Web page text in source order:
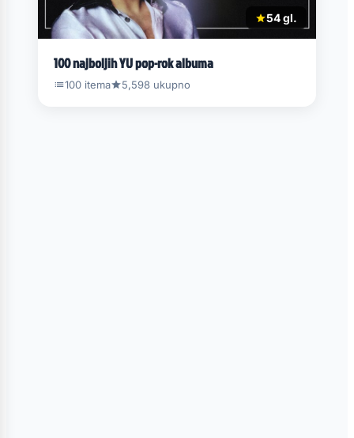
54 gl.
100 najboljih YU pop-rok albuma
100 itema 5,598 ukupno